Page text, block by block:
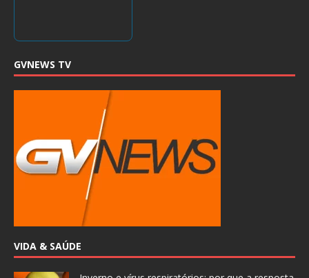
GVNEWS TV
VIDA & SAÚDE